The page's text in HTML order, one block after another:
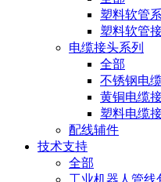
塑料软管
塑料软管
电缆接头系列
全部
不锈钢电
黄铜电缆
塑料电缆
配线辅件
技术支持
全部
工业机器人管线